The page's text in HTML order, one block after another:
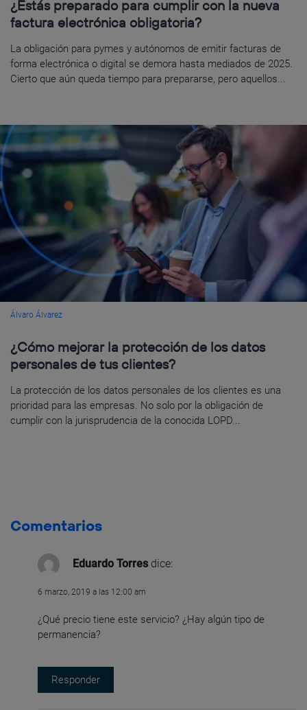
¿Estás preparado para cumplir con la nueva
factura electrónica obligatoria?
La obligación para pymes y autónomos de emitir facturas de
forma electrónica o digital se demora hasta mediados de 2025.
Cierto que aún queda tiempo para prepararse, pero aquellos...
Álvaro Álvarez
¿Cómo mejorar la protección de los datos
personales de tus clientes?
La protección de los datos personales de los clientes es una
prioridad para las empresas. No solo por la obligación de
cumplir con la jurisprudencia de la conocida LOPD...
Comentarios
Eduardo Torres dice:
6 marzo, 2019 a las 12:00 am
¿Qué precio tiene este servicio? ¿Hay algún tipo de
permanencia?
Responder